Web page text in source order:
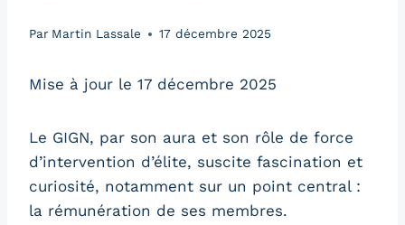
Par Martin Lassale 17 décembre 2025
Mise à jour le 17 décembre 2025
Le GIGN, par son aura et son rôle de force
d’intervention d’élite, suscite fascination et
curiosité, notamment sur un point central :
la rémunération de ses membres.